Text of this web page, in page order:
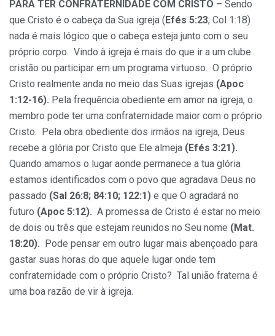
PARA TER CONFRATERNIDADE COM CRISTO – Sendo
que Cristo é o cabeça da Sua igreja (Efés 5:23; Col 1:18)
nada é mais lógico que o cabeça esteja junto com o seu
próprio corpo. Vindo à igreja é mais do que ir a um clube
cristão ou participar em um programa virtuoso. O próprio
Cristo realmente anda no meio das Suas igrejas (Apoc
1:12-16). Pela frequência obediente em amor na igreja, o
membro pode ter uma confraternidade maior com o próprio
Cristo. Pela obra obediente dos irmãos na igreja, Deus
recebe a glória por Cristo que Ele almeja (Efés 3:21).
Quando amamos o lugar aonde permanece a tua glória
estamos identificados com o povo que agradava Deus no
passado (Sal 26:8; 84:10; 122:1) e que O agradará no
futuro (Apoc 5:12). A promessa de Cristo é estar no meio
de dois ou três que estejam reunidos no Seu nome (Mat.
18:20). Pode pensar em outro lugar mais abençoado para
gastar suas horas do que aquele lugar onde tem
confraternidade com o próprio Cristo? Tal união fraterna é
uma boa razão de vir à igreja.